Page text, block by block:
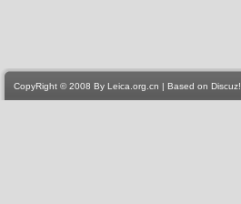
CopyRight © 2008 By Leica.org.cn | Based on Discuz!